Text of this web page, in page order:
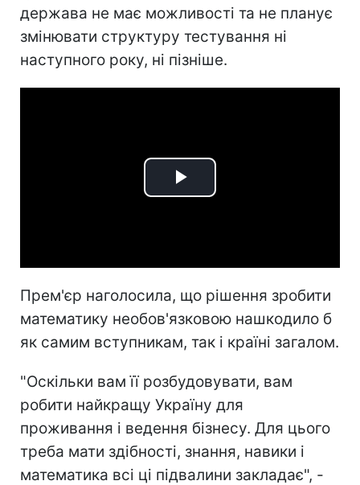
держава не має можливості та не планує
змінювати структуру тестування ні
наступного року, ні пізніше.
Play
Прем'єр наголосила, що рішення зробити
математику необов'язковою нашкодило б
як самим вступникам, так і країні загалом.
"Оскільки вам її розбудовувати, вам
робити найкращу Україну для
проживання і ведення бізнесу. Для цього
треба мати здібності, знання, навики і
математика всі ці підвалини закладає", -